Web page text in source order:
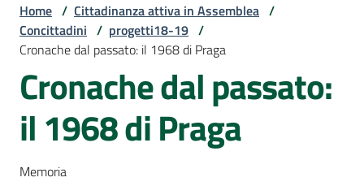
Concittadini
Menu selezionato
Porte
aperte
Home / Cittadinanza attiva in Assemblea /
Concittadini / progetti18-19 /
Cronache dal passato: il 1968 di Praga
Cronache dal passato:
il 1968 di Praga
Memoria